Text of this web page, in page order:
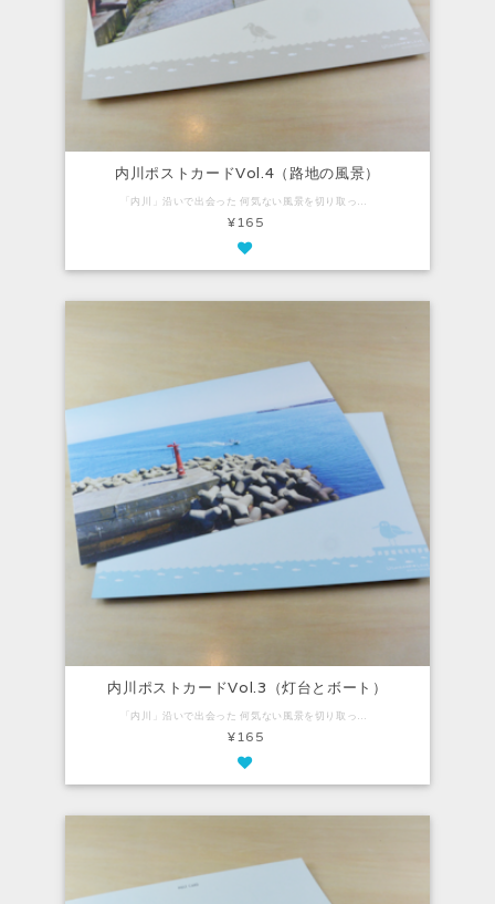
内川ポストカードVol.4（路地の風景）
「内川」沿いで出会った 何気ない風景を切り取ったポストカード。 ナチュラルで気品があり、 柔らかい風合いのファインペーパーを使用しています。 Vol.4は、海に近いエリアの路地。 猫とカラスが迎えてくれています。 【内容】 ・ポストカード：1枚（100mm×148mm）
¥165
内川ポストカードVol.3（灯台とボート）
「内川」沿いで出会った 何気ない風景を切り取ったポストカード。 ナチュラルで気品があり、 柔らかい風合いのファインペーパーを使用しています。 Vol.3は、奈呉の浦大橋からの風景。 消波ブロックと赤い灯台の先から、弧を描いてボートが戻ってきます。 【内容】 ・ポストカード：1枚（100mm×148mm）
¥165